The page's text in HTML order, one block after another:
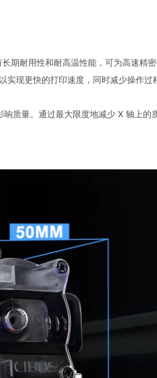
期耐用性和耐高温性能，可为高速精密
现更快的打印速度，同时减少操作过
质量。通过最大限度地减少 X 轴上的